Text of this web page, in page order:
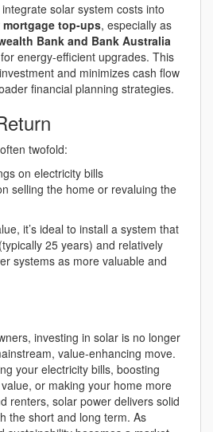
solar system costs into
mortgage top-ups, especially as
Bank and Bank Australia
energy-efficient upgrades. This
and minimizes cash flow
financial planning strategies.
twofold:
on electricity bills
selling the home or revaluing the
it’s ideal to install a system that
25 years) and relatively
systems as more valuable and
investing in solar is no longer
value-enhancing move.
your electricity bills, boosting
or making your home more
renters, solar power delivers solid
the short and long term. As